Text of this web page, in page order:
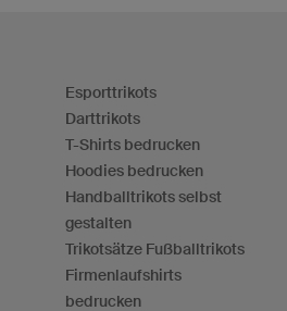
Esporttrikots
Darttrikots
T-Shirts bedrucken
Hoodies bedrucken
Handballtrikots selbst
gestalten
Trikotsätze Fußballtrikots
Firmenlaufshirts
bedrucken